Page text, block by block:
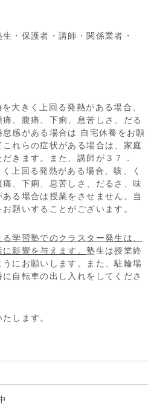
・保護者・講師・関係業者・
大きく上回る発熱がある場合、
、腹痛、下痢、息苦しさ、だる
感がある場合は 自宅休養をお願
れらの症状がある場合は、家庭
きます。また、講師が３７．
上回る発熱がある場合、咳、く
、下痢、息苦しさ、だるさ、味
る場合は授業をさせません。当
願いすることがございます。
学習塾でのクラスター発生は、
に影響を与えます。塾生は授業終
にお願いします。また、駐輪場
自転車の出し入れをしてくださ
します。